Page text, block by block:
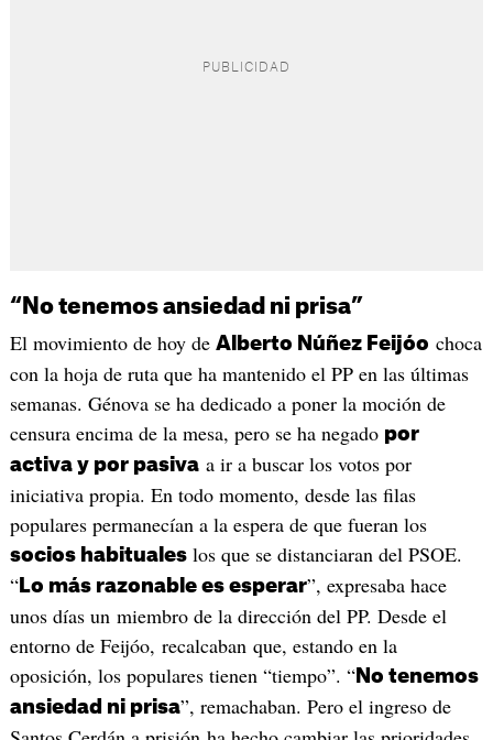
“No tenemos ansiedad ni prisa”
El movimiento de hoy de Alberto Núñez Feijóo choca
con la hoja de ruta que ha mantenido el PP en las últimas
semanas. Génova se ha dedicado a poner la moción de
censura encima de la mesa, pero se ha negado por
activa y por pasivaa ir a buscar los votos por
iniciativa propia. En todo momento, desde las filas
populares permanecían a la espera de que fueran los
socios habitualeslos que se distanciaran del PSOE.
“Lo más razonable es esperar”, expresaba hace
unos días un miembro de la dirección del PP. Desde el
entorno de Feijóo, recalcaban que, estando en la
oposición, los populares tienen “tiempo”. “No tenemos
ansiedad ni prisa”, remachaban. Pero el ingreso de